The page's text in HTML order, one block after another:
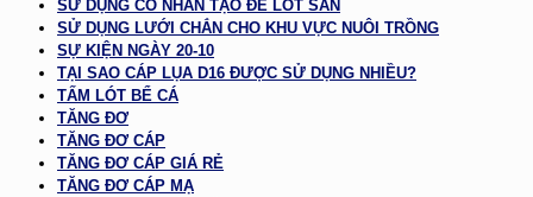
SỬ DỤNG CỎ NHÂN TẠO ĐỂ LÓT SÀN
SỬ DỤNG LƯỚI CHẮN CHO KHU VỰC NUÔI TRỒNG
SỰ KIỆN NGÀY 20-10
TẠI SAO CÁP LỤA D16 ĐƯỢC SỬ DỤNG NHIỀU?
TẤM LÓT BỂ CÁ
TĂNG ĐƠ
TĂNG ĐƠ CÁP
TĂNG ĐƠ CÁP GIÁ RẺ
TĂNG ĐƠ CÁP MẠ